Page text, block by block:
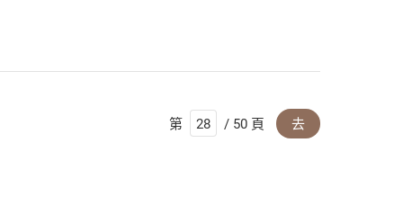
第 / 50 頁 去